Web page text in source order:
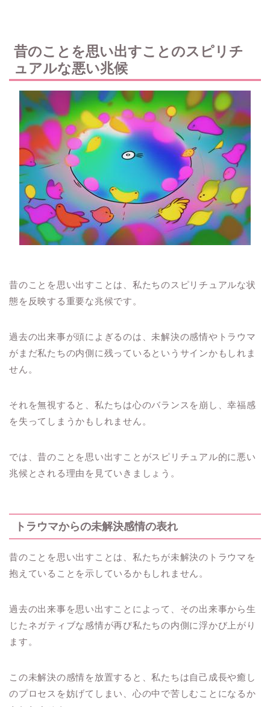
昔のことを思い出すことのスピリチ
ュアルな悪い兆候
昔のことを思い出すことは、私たちのスピリチュアルな状
態を反映する重要な兆候です。
過去の出来事が頭によぎるのは、未解決の感情やトラウマ
がまだ私たちの内側に残っているというサインかもしれま
せん。
それを無視すると、私たちは心のバランスを崩し、幸福感
を失ってしまうかもしれません。
では、昔のことを思い出すことがスピリチュアル的に悪い
兆候とされる理由を見ていきましょう。
トラウマからの未解決感情の表れ
昔のことを思い出すことは、私たちが未解決のトラウマを
抱えていることを示しているかもしれません。
過去の出来事を思い出すことによって、その出来事から生
じたネガティブな感情が再び私たちの内側に浮かび上がり
ます。
この未解決の感情を放置すると、私たちは自己成長や癒し
のプロセスを妨げてしまい、心の中で苦しむことになるか